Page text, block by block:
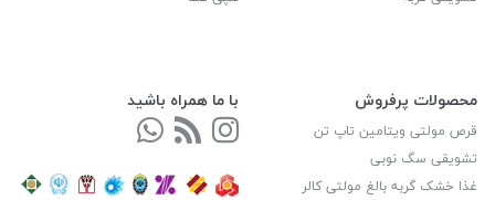
محصولات پرفروش
قرص مولتی ویتامین تاپ تن
تشویقی سگ نوبی
غذا خشک گربه بالغ مولتی کالر
با ما همراه باشید